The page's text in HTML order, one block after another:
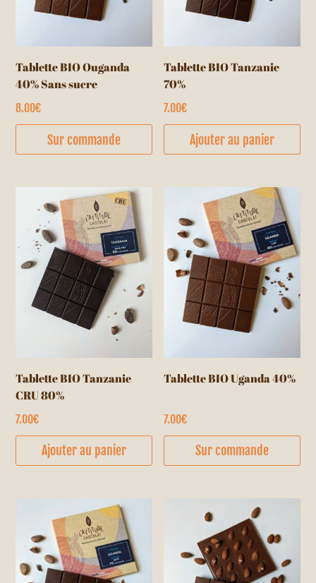
Tablette BIO Ouganda
40% Sans sucre
8.00€
Sur commande
Tablette BIO Tanzanie
70%
7.00€
Ajouter au panier
Tablette BIO Tanzanie
CRU 80%
7.00€
Ajouter au panier
Tablette BIO Uganda 40%
7.00€
Sur commande